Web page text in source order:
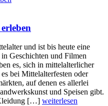
und ist bis heute eine
Geschichten und Filmen
es, sich in mittelalterlicher
bei Mittelalterfesten oder
auf denen es allerlei
und Speisen gibt.
[…] weiterlesen